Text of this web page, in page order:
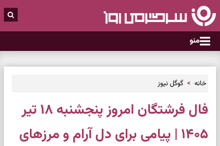
منو
خانه گوگل نیوز
فال فرشتگان امروز پنجشنبه ۱۸ تیر
۱۴۰۵ | پیامی برای دل آرام و مرزهای